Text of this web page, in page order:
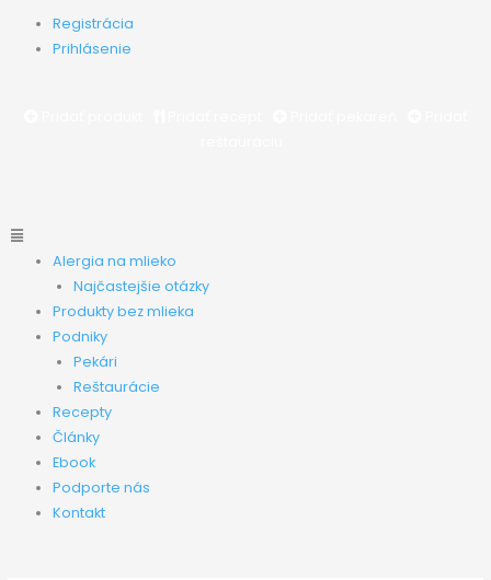
Main
Menu
Registrácia
Prihlásenie
Main
Menu
Alergia na mlieko
Najčastejšie otázky
Produkty bez mlieka
Podniky
Pekári
Reštaurácie
Recepty
Články
Ebook
Podporte nás
Kontakt